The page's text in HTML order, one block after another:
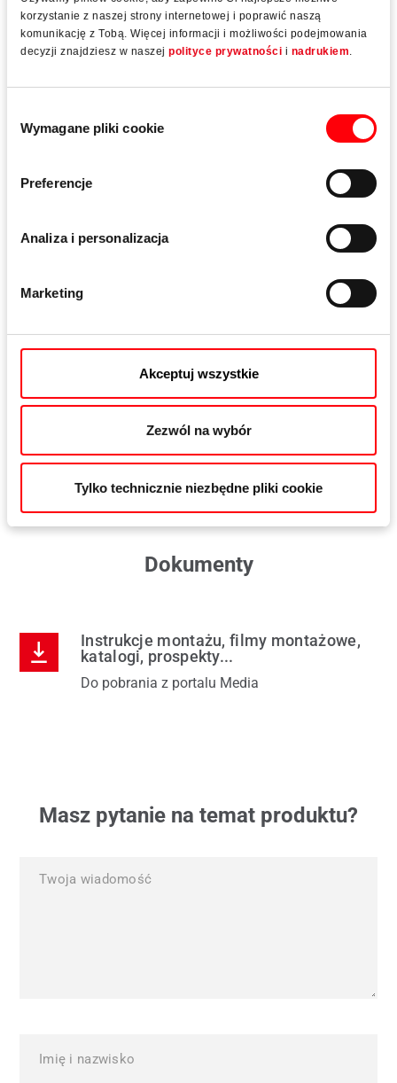
korzystanie z naszej strony internetowej i poprawić naszą
komunikację z Tobą. Więcej informacji i możliwości podejmowania
decyzji znajdziesz w naszej polityce prywatności i nadrukiem
zgody
Wymagane pliki cookie
Preferencje
Analiza i personalizacja
Marketing
Akceptuj wszystkie
Zezwól na wybór
Tylko technicznie niezbędne pliki cookie
Z przyciskiem
Przeciwdziała przesunięciu obwodu okucia od
zewnątrz przez podważanie; okno można otwierać i
Zamykana na klucz; do okien do pokoju dziecka –
W wariantach kolorystycznych dostępne są następujące
mosiądz mat, eloksalowany
tytan mat, eloksalowany
brąz, eloksalowany
biały RAL 9016
szarobrązowy RAL 8019
Dokumenty
Instrukcje montażu, filmy montażowe,
katalogi, prospekty...
Do pobrania z portalu Media
Masz pytanie na temat produktu?